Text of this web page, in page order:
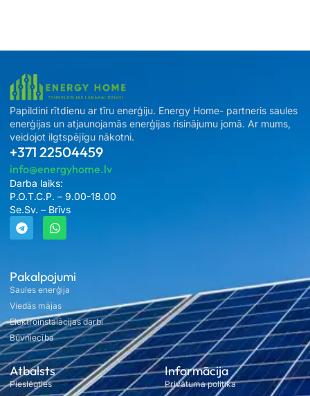
Pakalpojumi
Saules enerģija
Viedās mājas
Elektroinstalācijas darbi
Būvniecība
Atbalsts
Pieslēgties
Informācija
Privātuma politika
Papildini rītdienu ar tīru enerģiju. Energy Home- partneris saules
enerģijas un atjaunojamās enerģijas risinājumu jomā. Ar mums,
veidojot ilgtspējīgu nākotni.
+371 22504459
info@energyhome.lv
Darba laiks:
P.O.T.C.P. – 9.00-18.00
Se.Sv. – Brīvs